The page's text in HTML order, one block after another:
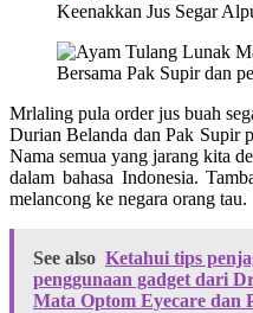
Keenakkan Jus Segar
Bersama Pak Supir dan
Mrlaling pula order jus buah
Durian Belanda dan Pak Supir
Nama semua yang jarang kita
dalam bahasa Indonesia.
melancong ke negara orang tau.
See also Ketahui tips
penggunaan gadget dari
Mata Optom Eyecare dan